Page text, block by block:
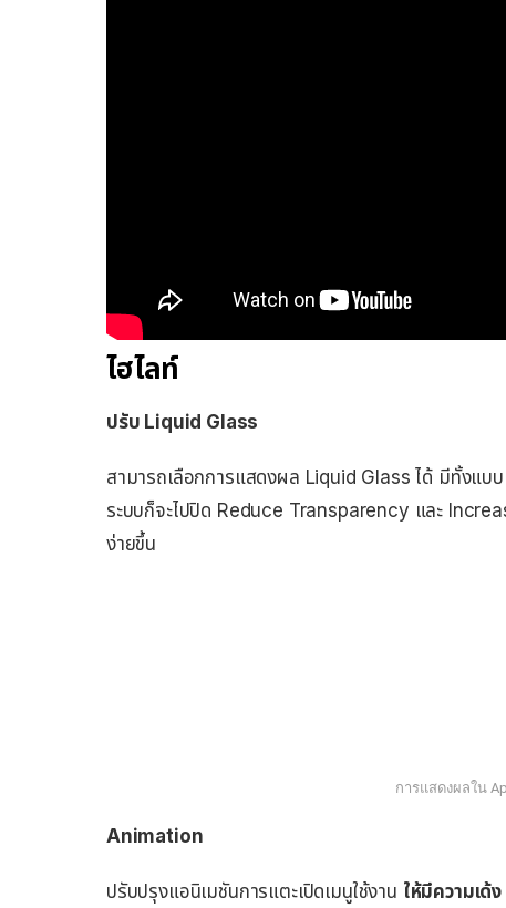
ไฮไลท์
ปรับ Liquid Glass
สามารถเลือกการแสดงผล Liquid Glass ได้ มีทั้งแบบ
ระบบก็จะไปปิด Reduce Transparency และ
ง่ายขึ้น
การแสดงผลใน
Animation
ปรับปรุงแอนิเมชันการแตะเปิดเมนูใช้งาน ให้มีความเด้ง